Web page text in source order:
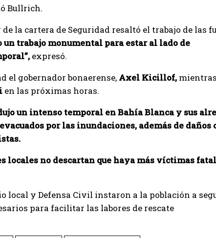
Bullrich.
la cartera de Seguridad resaltó el trabajo de las
un trabajo monumental para estar al lado de
expresó.
el gobernador bonaerense, Axel Kicillof,
en las próximas horas.
un intenso temporal en Bahía Blanca y sus
por las inundaciones, además de
locales no descartan que haya más víctimas
local y Defensa Civil instaron a la población a
para facilitar las labores de rescate